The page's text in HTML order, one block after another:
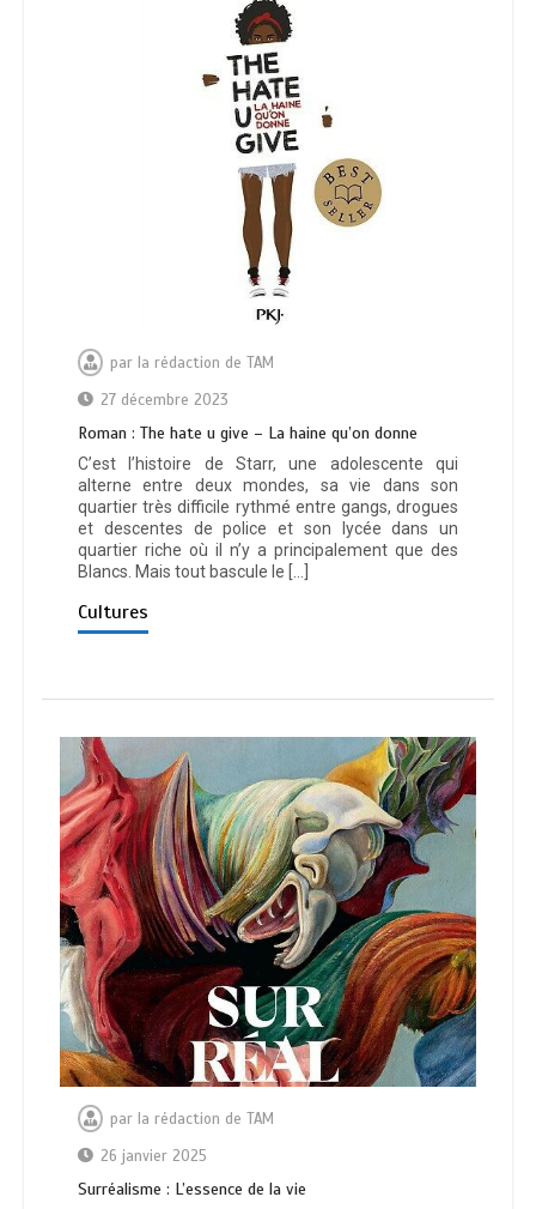
par la rédaction de TAM
27 décembre 2023
Roman : The hate u give – La haine qu’on donne
C’est l’histoire de Starr, une adolescente qui
alterne entre deux mondes, sa vie dans son
quartier très difficile rythmé entre gangs, drogues
et descentes de police et son lycée dans un
quartier riche où il n’y a principalement que des
Blancs. Mais tout bascule le […]
Cultures
par la rédaction de TAM
26 janvier 2025
Surréalisme : L’essence de la vie